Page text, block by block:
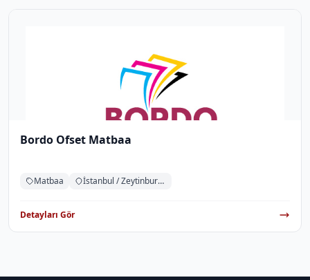
Bordo Ofset Matbaa
Matbaa İstanbul / Zeytinburnu
Detayları Gör